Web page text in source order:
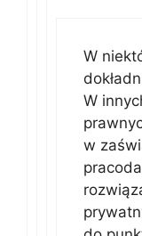
W
W
w